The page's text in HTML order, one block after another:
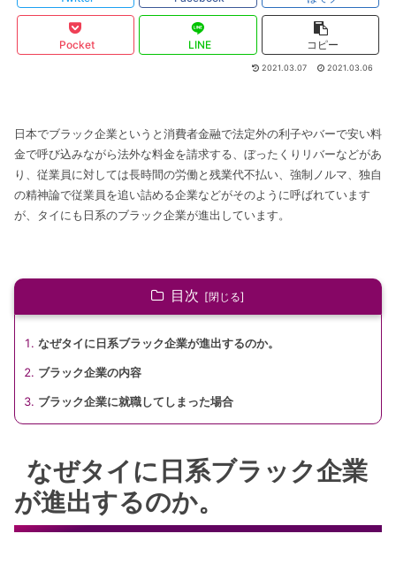
Pocket LINE コピー
2021.03.07 2021.03.06
日本でブラック企業というと消費者金融で法定外の利子やバーで安い料
金で呼び込みながら法外な料金を請求する、ぼったくりリバーなどがあ
り、従業員に対しては長時間の労働と残業代不払い、強制ノルマ、独自
の精神論で従業員を追い詰める企業などがそのように呼ばれています
が、タイにも日系のブラック企業が進出しています。
目次
なぜタイに日系ブラック企業が進出するのか。
ブラック企業の内容
ブラック企業に就職してしまった場合
なぜタイに日系ブラック企業
が進出するのか。